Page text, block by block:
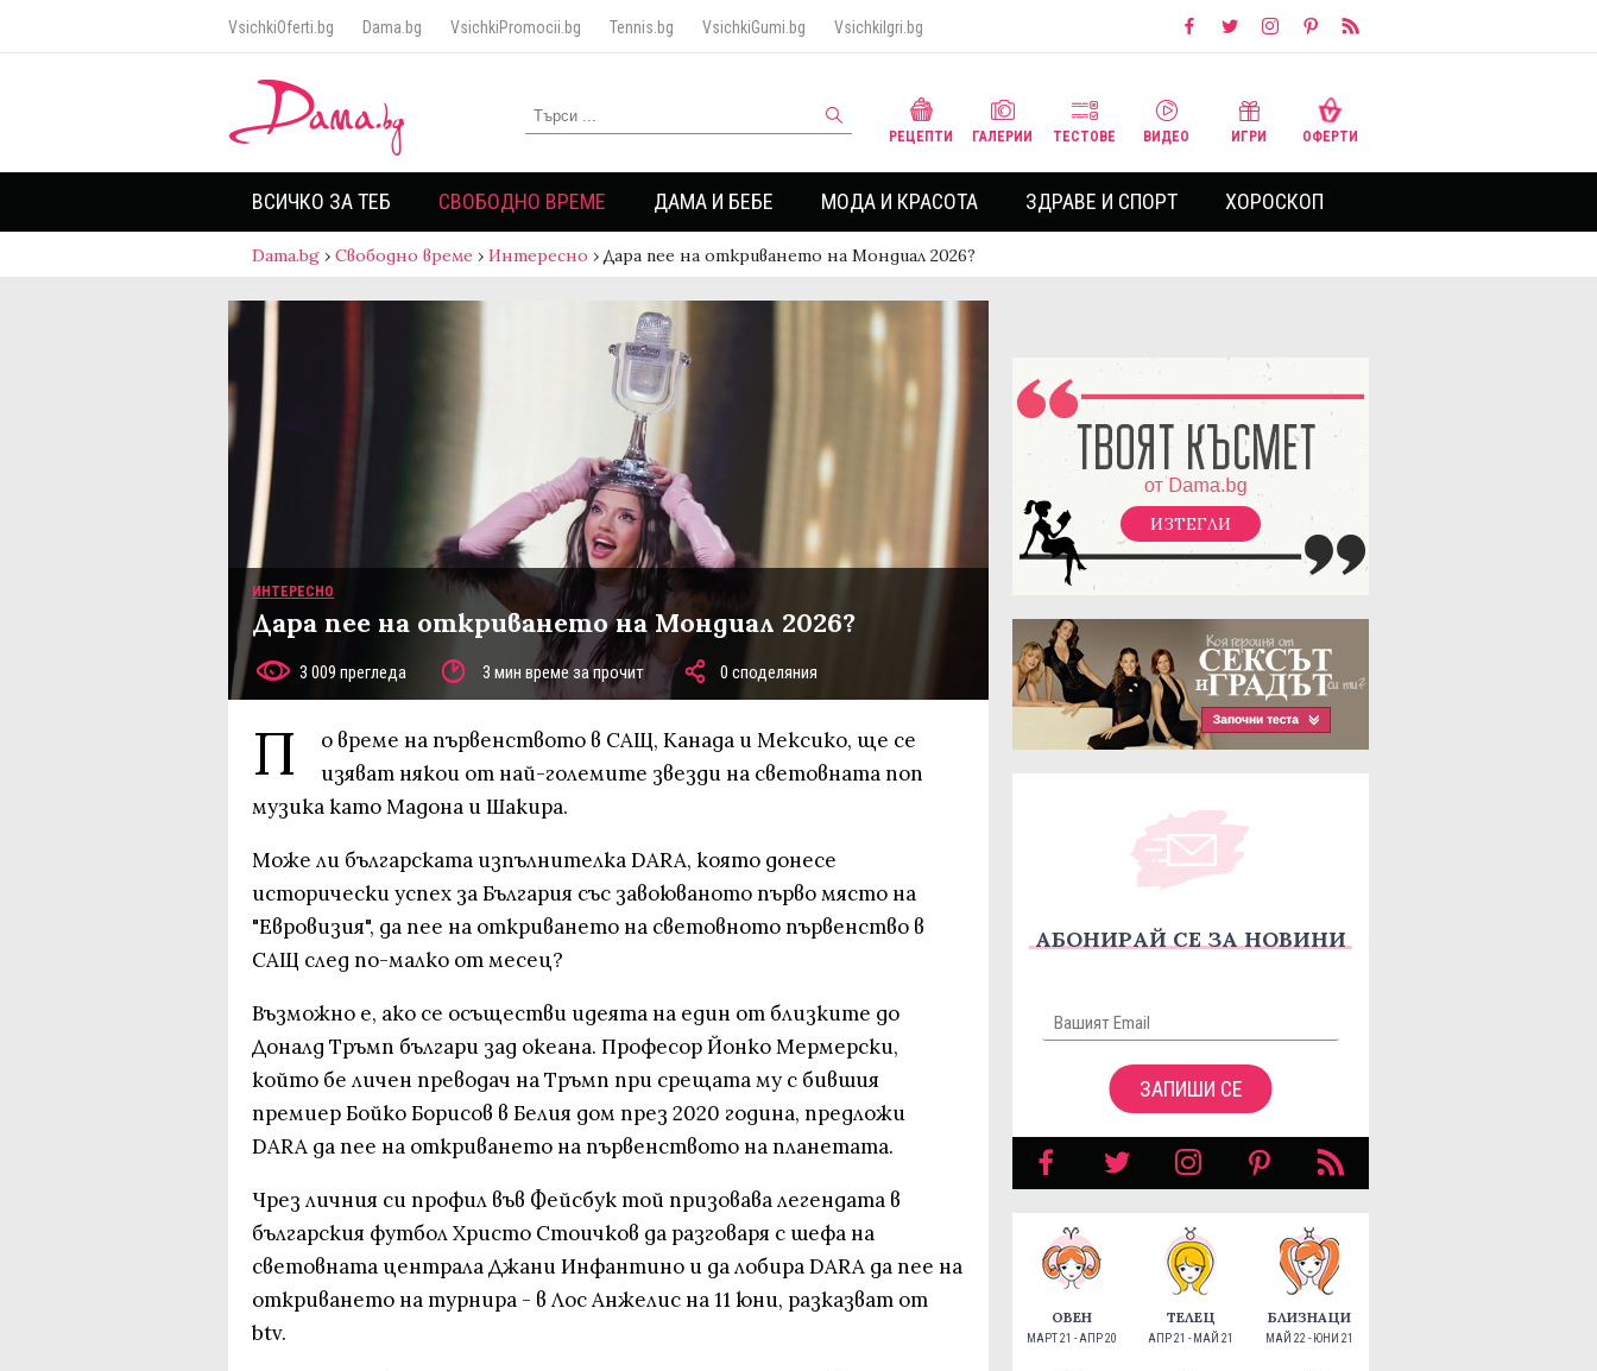
VsichkiOferti.bg Dama.bg VsichkiPromocii.bg Tennis.bg VsichkiGumi.bg VsichkiIgri.bg
РЕЦЕПТИ ГАЛЕРИИ ТЕСТОВЕ ВИДЕО ИГРИ ОФЕРТИ
ВСИЧКО ЗА ТЕБ СВОБОДНО ВРЕМЕ ДАМА И БЕБЕ МОДА И КРАСОТА ЗДРАВЕ И СПОРТ ХОРОСКОП
Dama.bg › Свободно време › Интересно ›Дара пее на откриването на Мондиал 2026?
ИНТЕРЕСНО
Дара пее на откриването на Мондиал 2026?
3 009 прегледа 3 мин време за прочит 0 споделяния
П
о време на първенството в САЩ, Канада и Мексико, ще се
изяват някои от най-големите звезди на световната поп
музика като Мадона и Шакира.
Може ли българската изпълнителка DARA, която донесе
исторически успех за България със завоюваното първо място на
"Евровизия", да пее на откриването на световното първенство в
САЩ след по-малко от месец?
Възможно е, ако се осъществи идеята на един от близките до
Доналд Тръмп българи зад океана. Професор Йонко Мермерски,
който бе личен преводач на Тръмп при срещата му с бившия
премиер Бойко Борисов в Белия дом през 2020 година, предложи
DARA да пее на откриването на първенството на планетата.
Чрез личния си профил във Фейсбук той призовава легендата в
българския футбол Христо Стоичков да разговаря с шефа на
световната централа Джани Инфантино и да лобира DARA да пее на
откриването на турнира - в Лос Анжелис на 11 юни, разказват от
btv.
ИЗТЕГЛИ
АБОНИРАЙ СЕ ЗА НОВИНИ
ЗАПИШИ СЕ
ОВЕН
МАРТ 21 - АПР 20
ТЕЛЕЦ
АПР 21 - МАЙ 21
БЛИЗНАЦИ
МАЙ 22 - ЮНИ 21